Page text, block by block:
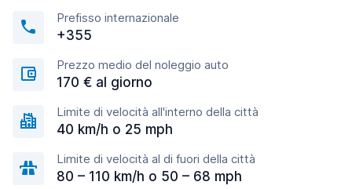
Prefisso internazionale
+355
Prezzo medio del noleggio auto
170 € al giorno
Limite di velocità all'interno della città
40 km/h o 25 mph
Limite di velocità al di fuori della città
80 – 110 km/h o 50 – 68 mph